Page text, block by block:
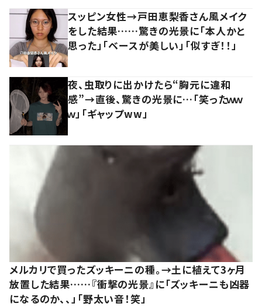
スッピン女性→戸田恵梨香さん風メイク
をした結果……驚きの光景に「本人かと
思った」「ベースが美しい」「似すぎ！！」
夜、虫取りに出かけたら“胸元に違和
感”→直後、驚きの光景に…「笑ったｗｗ
ｗ」「ギャップww」
メルカリで買ったズッキーニの種。→土に植えて3ヶ月
放置した結果……『衝撃の光景』に「ズッキーニも凶器
になるのか、、」「野太い音！笑」